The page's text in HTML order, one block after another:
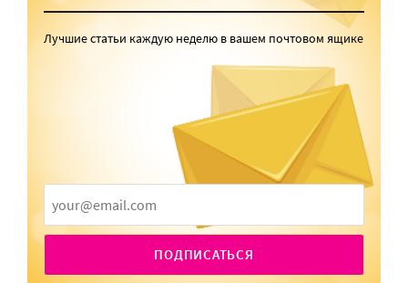
Лучшие статьи каждую неделю в вашем почтовом ящике
ПОДПИСАТЬСЯ